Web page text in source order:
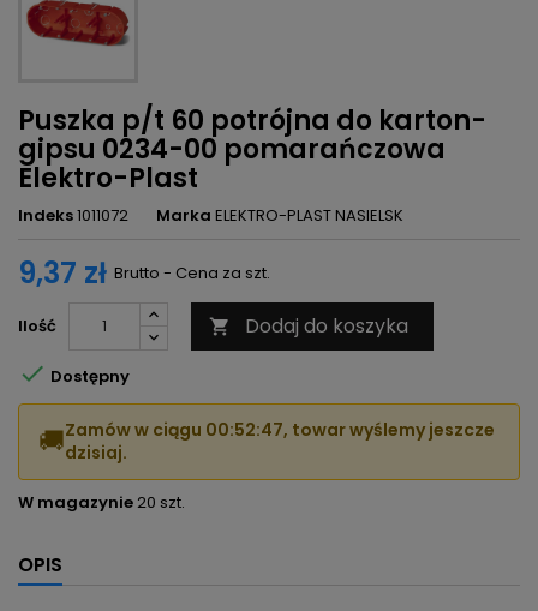
Puszka p/t 60 potrójna do karton-
gipsu 0234-00 pomarańczowa
Elektro-Plast
Indeks1011072 Marka ELEKTRO-PLAST NASIELSK
9,37 zł Brutto - Cena za szt.
Ilość  Dodaj do koszyka
 Dostępny
🚚Zamów w ciągu 00:52:47, towar wyślemy jeszcze
dzisiaj.
W magazynie 20 szt.
OPIS